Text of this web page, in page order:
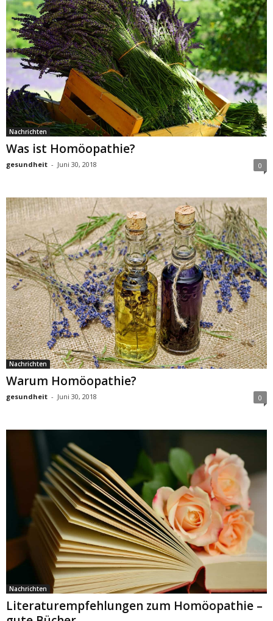
Nachrichten
Was ist Homöopathie?
gesundheit - Juni 30, 2018 0
Nachrichten
Warum Homöopathie?
gesundheit - Juni 30, 2018 0
Nachrichten
Literaturempfehlungen zum Homöopathie –